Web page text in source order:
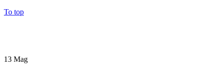
To top
13 Mag